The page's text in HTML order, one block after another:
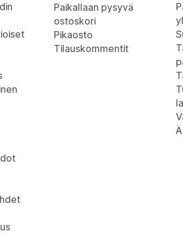
Paikallaan pysyvä
ostoskori
Pikaosto
Tilauskommentit